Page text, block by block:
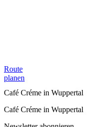
Route
planen
Café Créme in Wuppertal
Café Créme in Wuppertal